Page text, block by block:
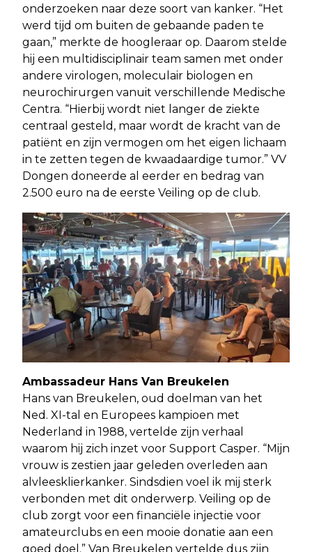
onderzoeken naar deze soort van kanker. “Het
werd tijd om buiten de gebaande paden te
gaan,” merkte de hoogleraar op. Daarom stelde
hij een multidisciplinair team samen met onder
andere virologen, moleculair biologen en
neurochirurgen vanuit verschillende Medische
Centra. “Hierbij wordt niet langer de ziekte
centraal gesteld, maar wordt de kracht van de
patiënt en zijn vermogen om het eigen lichaam
in te zetten tegen de kwaadaardige tumor.” VV
Dongen doneerde al eerder en bedrag van
2.500 euro na de eerste Veiling op de club.
Ambassadeur Hans Van Breukelen
Hans van Breukelen, oud doelman van het
Ned. XI-tal en Europees kampioen met
Nederland in 1988, vertelde zijn verhaal
waarom hij zich inzet voor Support Casper. “Mijn
vrouw is zestien jaar geleden overleden aan
alvleesklierkanker. Sindsdien voel ik mij sterk
verbonden met dit onderwerp. Veiling op de
club zorgt voor een financiële injectie voor
amateurclubs en een mooie donatie aan een
goed doel.” Van Breukelen vertelde dus zijn